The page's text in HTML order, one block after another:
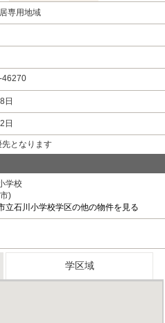
専用地域
46270
日
日
となります
学校
)
立石川小学校学区の他の物件を見る
学区域